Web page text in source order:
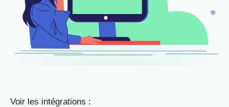
Voir les intégrations :